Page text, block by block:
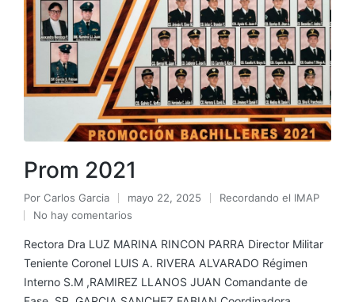
Prom 2021
Por Carlos Garcia mayo 22, 2025
Recordando el IMAP
No hay comentarios
Rectora Dra LUZ MARINA RINCON PARRA Director Militar
Teniente Coronel LUIS A. RIVERA ALVARADO Régimen
Interno S.M ,RAMIREZ LLANOS JUAN Comandante de